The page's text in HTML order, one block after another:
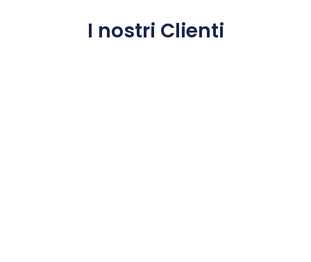
I nostri Clienti